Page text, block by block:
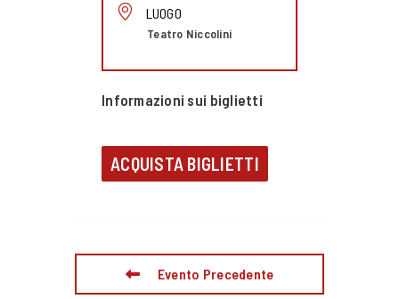
LUOGO
Teatro Niccolini
Informazioni sui biglietti
ACQUISTA BIGLIETTI
Evento Precedente